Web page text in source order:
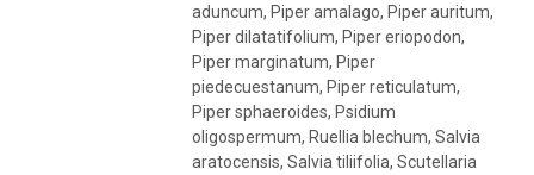
aduncum, Piper amalago, Piper auritum,
Piper dilatatifolium, Piper eriopodon,
Piper marginatum, Piper
piedecuestanum, Piper reticulatum,
Piper sphaeroides, Psidium
oligospermum, Ruellia blechum, Salvia
aratocensis, Salvia tiliifolia, Scutellaria